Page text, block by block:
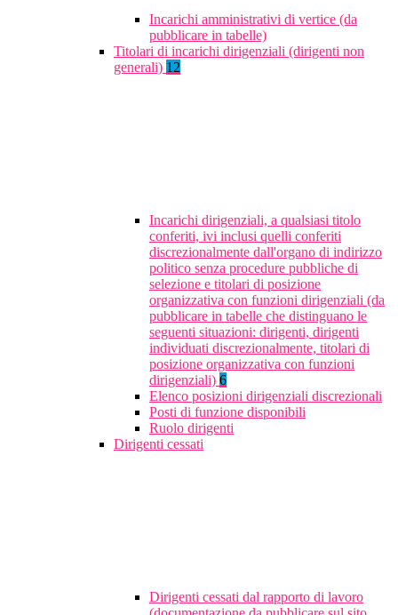
Incarichi amministrativi di vertice (da
pubblicare in tabelle)
Titolari di incarichi dirigenziali (dirigenti non
generali) 12
Incarichi dirigenziali, a qualsiasi titolo
conferiti, ivi inclusi quelli conferiti
discrezionalmente dall'organo di indirizzo
politico senza procedure pubbliche di
selezione e titolari di posizione
organizzativa con funzioni dirigenziali (da
pubblicare in tabelle che distinguano le
seguenti situazioni: dirigenti, dirigenti
individuati discrezionalmente, titolari di
posizione organizzativa con funzioni
dirigenziali) 6
Elenco posizioni dirigenziali discrezionali
Posti di funzione disponibili
Ruolo dirigenti
Dirigenti cessati
Dirigenti cessati dal rapporto di lavoro